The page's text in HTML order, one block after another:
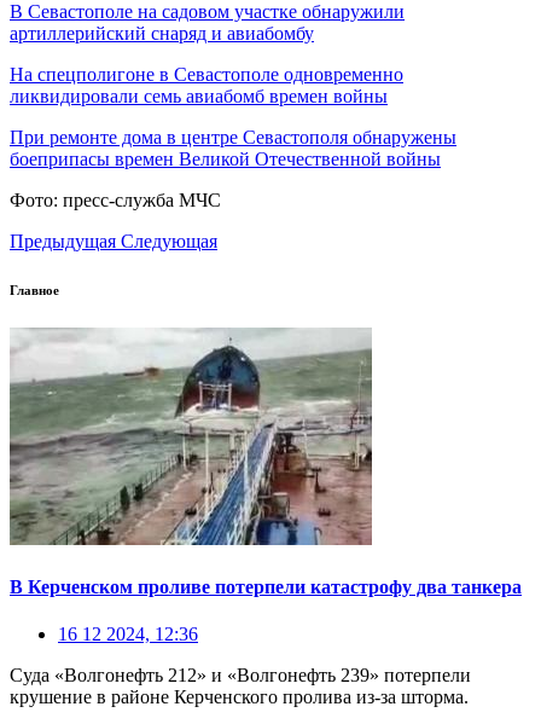
В Севастополе на садовом участке обнаружили
артиллерийский снаряд и авиабомбу
На спецполигоне в Севастополе одновременно
ликвидировали семь авиабомб времен войны
При ремонте дома в центре Севастополя обнаружены
боеприпасы времен Великой Отечественной войны
Фото: пресс-служба МЧС
Предыдущая Следующая
Главное
В Керченском проливе потерпели катастрофу два танкера
16 12 2024, 12:36
Суда «Волгонефть 212» и «Волгонефть 239» потерпели
крушение в районе Керченского пролива из-за шторма.